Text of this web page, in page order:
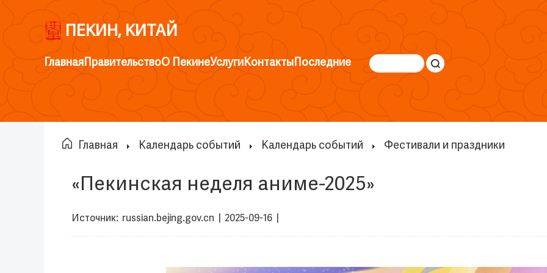
ПЕКИН, КИТАЙ
ГлавнаяПравительствоО ПекинеУслугиКонтактыПоследние
Главная Календарь событий Календарь событий Фестивали и праздники
«Пекинская неделя аниме-2025»
Источник: russian.bejing.gov.cn 2025-09-16 |